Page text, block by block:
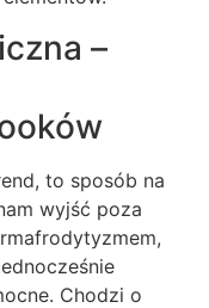
–
to sposób na
wyjść poza
Chodzi o